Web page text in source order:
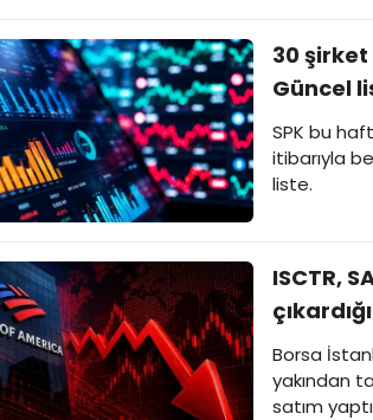
30
Güncel
SPK bu
itibarıyla
liste.
ISCTR,
Borsa
yakından
satım